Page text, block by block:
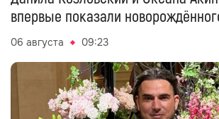
впервые показали
06 августа 09:23